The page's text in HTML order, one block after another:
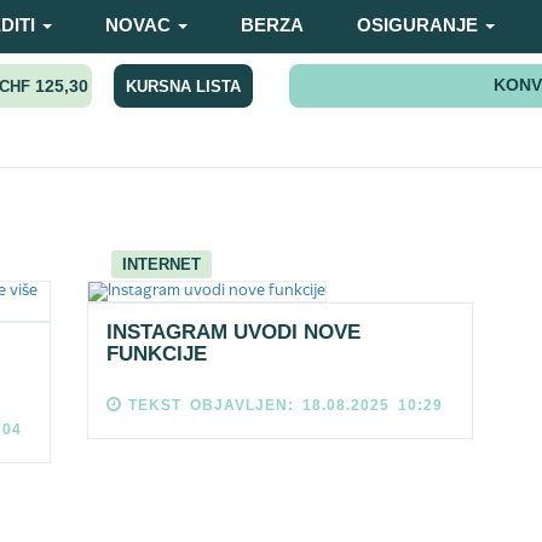
NOVAC BERZA OSIGURANJE
CHF 125,30 KURSNA LISTA
INTERNET
INSTAGRAM UVODI NOVE
FUNKCIJE
TEKST OBJAVLJEN: 18.08.2025 10:29